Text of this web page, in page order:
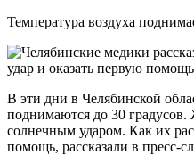
Температура воздуха
В эти дни в Челябинской
поднимаются до 30
солнечным ударом. Как их
помощь, рассказали в пресс-